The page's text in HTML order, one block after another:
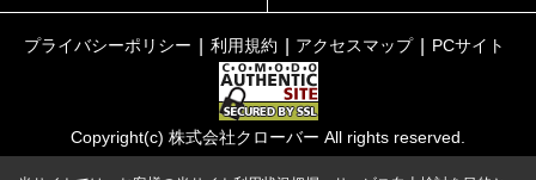
プライバシーポリシー 利用規約 アクセスマップ PCサイト
Copyright(c) 株式会社クローバー All rights reserved.